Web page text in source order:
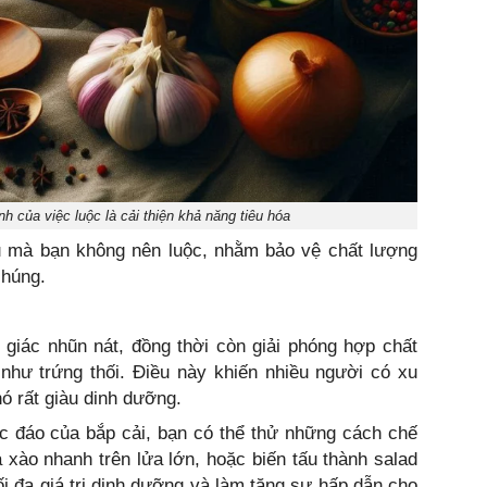
của việc luộc là cải thiện khả năng tiêu hóa
bạn không nên luộc, nhằm bảo vệ chất lượng
nhũn nát, đồng thời còn giải phóng hợp chất
trứng thối. Điều này khiến nhiều người có xu
rất giàu dinh dưỡng.
đáo của bắp cải, bạn có thể thử những cách chế
nhanh trên lửa lớn, hoặc biến tấu thành salad